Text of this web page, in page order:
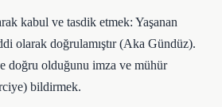
kabul ve tasdik etmek: Yaşanan
olarak doğrulamıştır (Aka Gündüz).
doğru olduğunu imza ve mühür
bildirmek.